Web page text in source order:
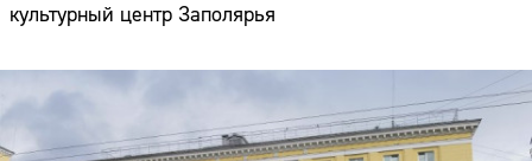
культурный центр Заполярья